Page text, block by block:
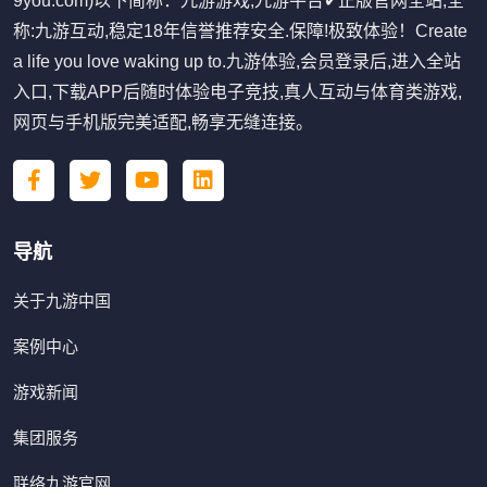
称:九游互动,稳定18年信誉推荐安全.保障!极致体验！Create
a life you love waking up to.九游体验,会员登录后,进入全站
入口,下载APP后随时体验电子竞技,真人互动与体育类游戏,
网页与手机版完美适配,畅享无缝连接。
导航
关于九游中国
案例中心
游戏新闻
集团服务